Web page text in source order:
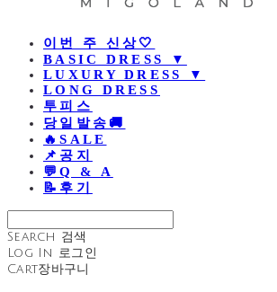
이번 주 신상🤍
BASIC DRESS ▼
LUXURY DRESS ▼
LONG DRESS
투피스
당일발송🚚
🔥SALE
📌공지
💬Q & A
📝후기
Search 검색
Log In 로그인
Cart장바구니